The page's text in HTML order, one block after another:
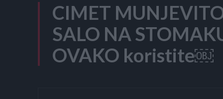
CIMET
SALO NA
OVAKO koristite￼